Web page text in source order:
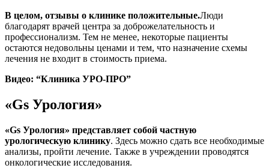
В целом, отзывы о клинике положительные.Люди
благодарят врачей центра за доброжелательность и
профессионализм. Тем не менее, некоторые пациенты
остаются недовольны ценами и тем, что назначение схемы
лечения не входит в стоимость приема.
Видео: “Клиника УРО-ПРО”
«Gs Урология»
«Gs Урология» представляет собой частную
урологическую клинику. Здесь можно сдать все необходимые
анализы, пройти лечение. Также в учреждении проводятся
онкологические исследования.